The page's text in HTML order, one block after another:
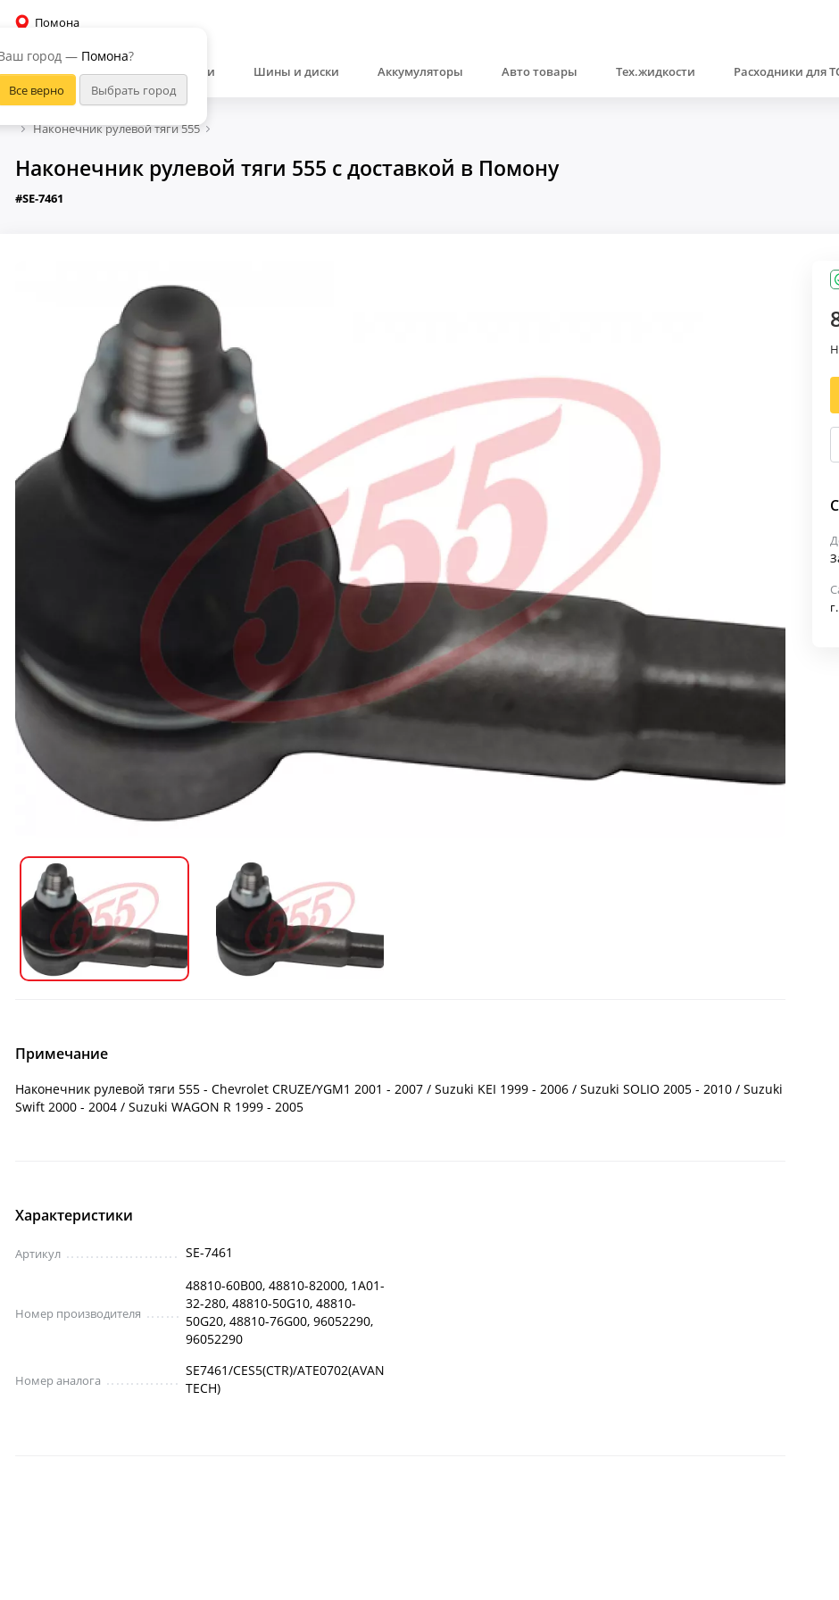
Помона
город — Помона?
Автозапчасти Шины и диски Аккумуляторы Авто товары Тех.жидкости Расходники для
Наконечник рулевой тяги 555
Наконечник рулевой тяги 555 с доставкой в Помону
#SE-7461
Примечание
Наконечник рулевой тяги 555 - Chevrolet CRUZE/YGM1 2001 - 2007 / Suzuki KEI 1999 - 2006 / Suzuki SOLIO 2005 - 2010 / Suzuki
Swift 2000 - 2004 / Suzuki WAGON R 1999 - 2005
Характеристики
Артикул SE-7461
Номер производителя
48810-60B00, 48810-82000, 1A01-
32-280, 48810-50G10, 48810-
50G20, 48810-76G00, 96052290,
96052290
Номер аналога
SE7461/CES5(CTR)/ATE0702(AVAN
TECH)